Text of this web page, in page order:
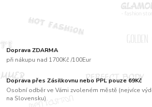
Doprava ZDARMA
při nákupu nad 1700Kč /100Eur
Doprava přes Zásilkovnu nebo PPL pouze 69Kč
Osobní odběr ve Vámi zvoleném městě (nejvíce
na Slovensku)